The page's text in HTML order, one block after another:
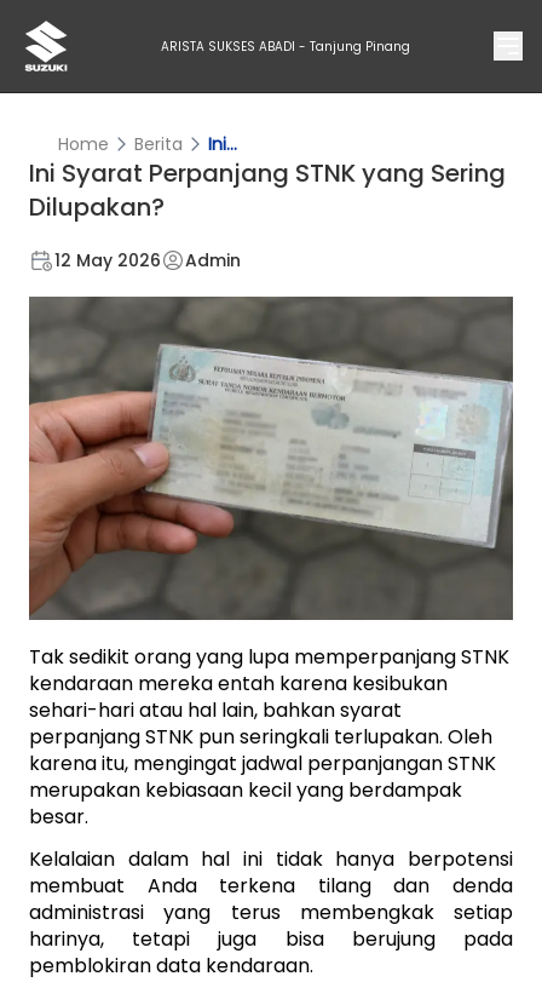
ARISTA SUKSES ABADI - Tanjung Pinang
Home Berita Ini...
Ini Syarat Perpanjang STNK yang Sering
Dilupakan?
12 May 2026 Admin
Tak sedikit orang yang lupa memperpanjang STNK
kendaraan mereka entah karena kesibukan
sehari-hari atau hal lain, bahkan syarat
perpanjang STNK pun seringkali terlupakan. Oleh
karena itu, mengingat jadwal perpanjangan STNK
merupakan kebiasaan kecil yang berdampak
besar.
Kelalaian dalam hal ini tidak hanya berpotensi
membuat Anda terkena tilang dan denda
administrasi yang terus membengkak setiap
harinya, tetapi juga bisa berujung pada
pemblokiran data kendaraan.